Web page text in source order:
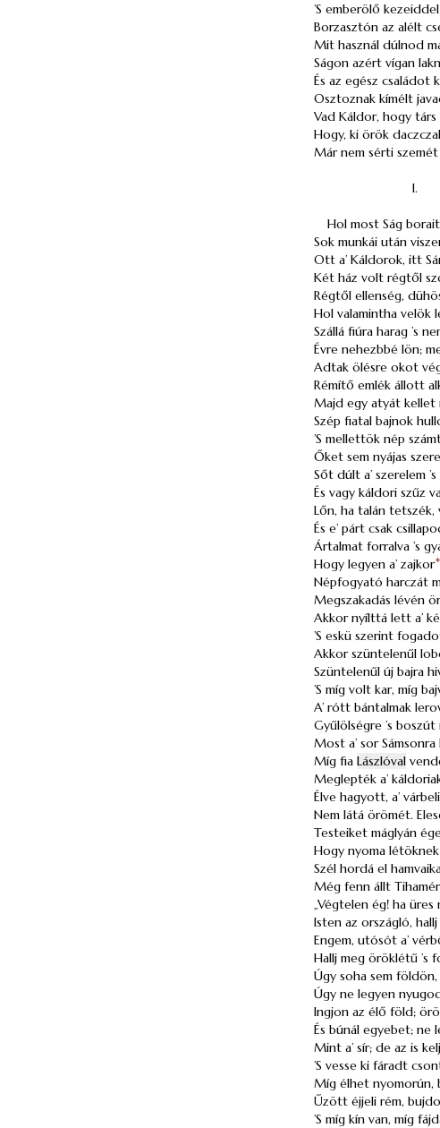
’S emberölő
Borzasztón az alélt
Mit használ dúlnod
Ságon azért vígan
És az egész családot
Osztoznak kímélt
Vad Káldor, hogy
Hogy, ki örök
Már nem sérti szemét
I.
Hol most Ság
Sok munkái után
Ott a’ Káldorok, itt
Két ház volt régtől
Régtől ellenség,
Hol valamintha velök
Szállá fiúra harag ’s
Évre nehezbbé lön;
Adtak ölésre okot
Rémítő emlék állott
Majd egy atyát
Szép fiatal bajnok
’S mellettök nép
Őket sem nyájas
Sőt dúlt a’ szerelem
És vagy káldori szűz
Lőn, ha talán tetszék,
És e’ párt csak
Ártalmat forralva ’s
Hogy legyen a’ zajkor*
Népfogyató harczát
Megszakadás lévén
Akkor nyílttá lett a’
’S eskü szerint
Akkor szüntelenűl
Szüntelenűl új bajra
’S míg volt kar, míg
A’ rótt bántalmak
Gyűlölségre ’s
Most a’ sor
Míg fia Lászlóval
Meglepték a’
Élve hagyott, a’
Nem látá örömét.
Testeiket máglyán
Hogy nyoma
Szél hordá el
Még fenn állt
„Végtelen ég! ha
Isten az országló,
Engem, utósót a’
Hallj meg öröklétű ’s
Úgy soha sem
Úgy ne legyen
Ingjon az élő föld;
És búnál egyebet; ne
Mint a’ sír; de az is
’S vesse ki fáradt
Míg élhet
Űzött éjjeli rém,
’S míg kín van, míg